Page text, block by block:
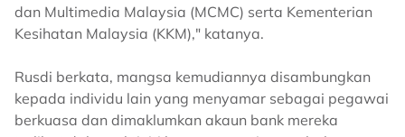
dan Multimedia Malaysia (MCMC) serta Kementerian
Kesihatan Malaysia (KKM)," katanya.
Rusdi berkata, mangsa kemudiannya disambungkan
kepada individu lain yang menyamar sebagai pegawai
berkuasa dan dimaklumkan akaun bank mereka